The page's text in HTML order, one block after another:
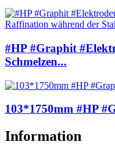
#HP #Graphit
Schmelzen...
103*1750mm #HP
Information